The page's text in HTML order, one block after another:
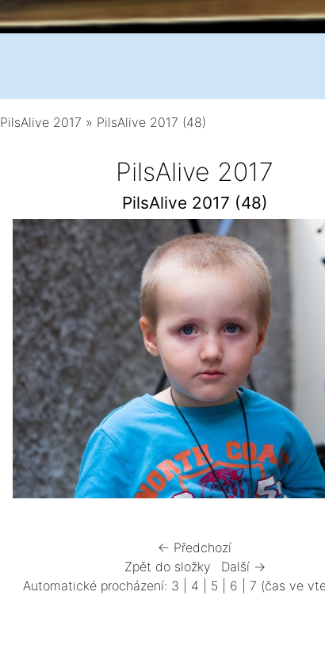
PilsAlive 2017 » PilsAlive 2017 (48)
PilsAlive 2017
PilsAlive 2017 (48)
← Předchozí
Zpět do složky
Další →
Automatické procházení: 3 4 5 6 7 (čas ve